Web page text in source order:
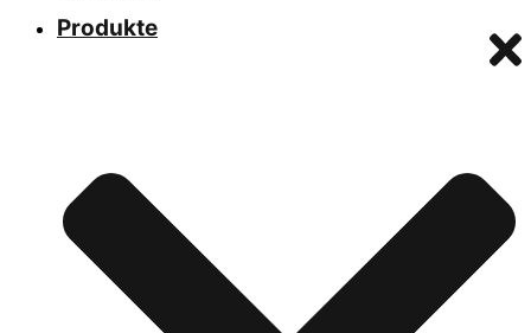
Produkte